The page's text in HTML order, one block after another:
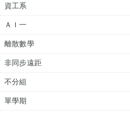
資工系
ＡＩ一
離散數學
非同步遠距
不分組
單學期